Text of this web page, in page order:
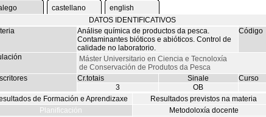
castellano
english
DATOS IDENTIFICATIVOS
Análise química de productos da pesca.
Contaminantes bióticos e abióticos. Control de
calidade no laboratorio.
Código
Máster Universitario en Ciencia e Tecnoloxía
de Conservación de Produtos da Pesca
Cr.totais Sinale Curso
3
OB
de Formación e Aprendizaxe
Resultados previstos na materia
Planificación
Metodoloxía docente